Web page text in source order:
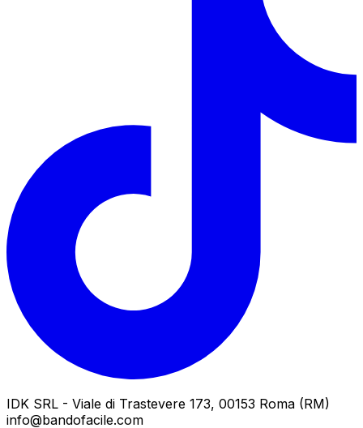
IDK SRL - Viale di Trastevere 173, 00153 Roma (RM)
info@bandofacile.com